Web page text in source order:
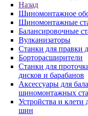
Назад
Шиномонтажное
Шиномонтажные
Балансировочные
Вулканизаторы
Станки для правки
Борторасширители
Станки для
дисков и барабанов
Аксессуары для
шиномонтажных
Устройства и клети
шин